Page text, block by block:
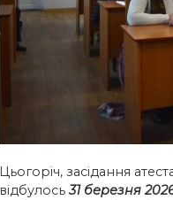
Цьогоріч, засідання
відбулось31 березня